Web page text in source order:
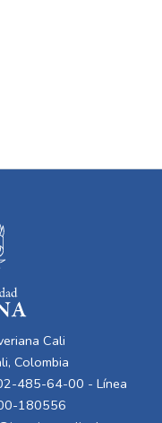
Cali
Colombia
485-64-00 - Línea
180556